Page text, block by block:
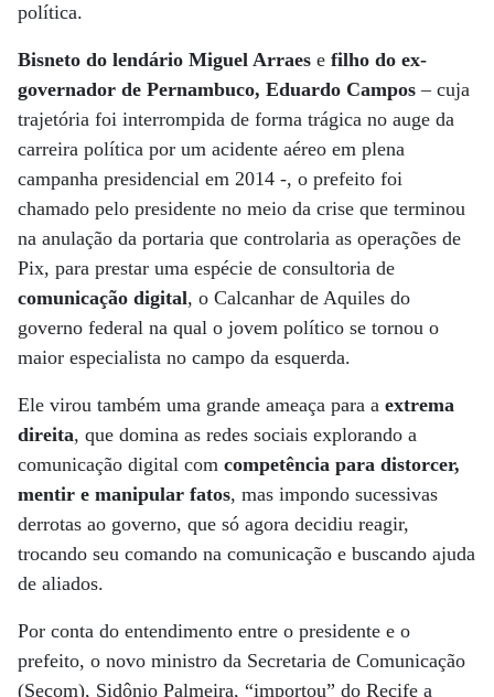
política.
Bisneto do lendário Miguel Arraes e filho do ex-
governador de Pernambuco, Eduardo Campos – cuja
trajetória foi interrompida de forma trágica no auge da
carreira política por um acidente aéreo em plena
campanha presidencial em 2014 -, o prefeito foi
chamado pelo presidente no meio da crise que terminou
na anulação da portaria que controlaria as operações de
Pix, para prestar uma espécie de consultoria de
comunicação digital, o Calcanhar de Aquiles do
governo federal na qual o jovem político se tornou o
maior especialista no campo da esquerda.
Ele virou também uma grande ameaça para a extrema
direita, que domina as redes sociais explorando a
comunicação digital com competência para distorcer,
mentir e manipular fatos, mas impondo sucessivas
derrotas ao governo, que só agora decidiu reagir,
trocando seu comando na comunicação e buscando ajuda
de aliados.
Por conta do entendimento entre o presidente e o
prefeito, o novo ministro da Secretaria de Comunicação
(Secom), Sidônio Palmeira, “importou” do Recife a